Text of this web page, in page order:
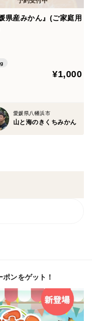
県産みかん』(ご家庭用
¥1,000
愛媛県八幡浜市
山と海のきくちみかん
ンをゲット！